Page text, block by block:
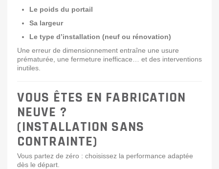
Le poids du portail
Sa largeur
Le type d’installation (neuf ou rénovation)
Une erreur de dimensionnement entraîne une usure
prématurée, une fermeture inefficace… et des interventions
inutiles.
VOUS ÊTES EN FABRICATION
NEUVE ?
(INSTALLATION SANS
CONTRAINTE)
Vous partez de zéro : choisissez la performance adaptée
dès le départ.